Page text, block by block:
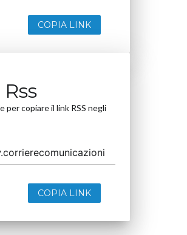
COPIA LINK
per copiare il link RSS negli
COPIA LINK